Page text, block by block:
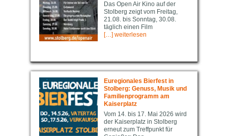
Das Open Air Kino auf der
Stolberg zeigt vom Freitag,
21.08. bis Sonntag, 30.08.
täglich einen Film
[…] weiterlesen
Euregio­nal­es Bierfest in
Stolberg: Genuss, Musik und
Familienprogramm am
Kaiserplatz
Vom 14. bis 17. Mai 2026 wird
der Kaiserplatz in Stolberg
erneut zum Treffpunkt für